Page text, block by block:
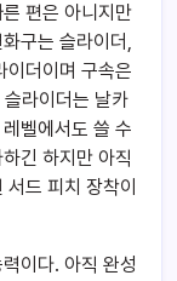
편은 아니지만
구는 슬라이더,
이더이며 구속은
라이더는 날카
벨에서도 쓸 수
긴 하지만 아직
드 피치 장착이
이다. 아직 완성